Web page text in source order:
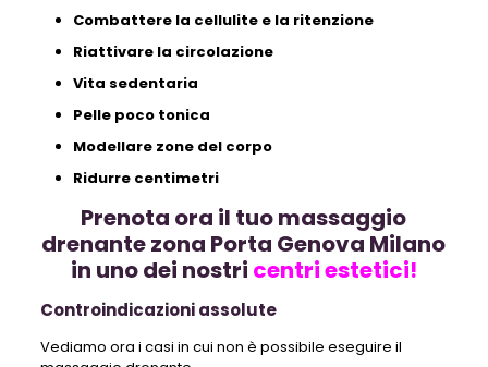
Combattere la cellulite e la ritenzione
Riattivare la circolazione
Vita sedentaria
Pelle poco tonica
Modellare zone del corpo
Ridurre centimetri
Prenota ora il tuo massaggio
drenante zona Porta Genova Milano
in uno dei nostri centri estetici!
Controindicazioni assolute
Vediamo ora i casi in cui non è possibile eseguire il